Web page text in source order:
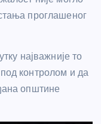
проглашеног
најважније то
контролом и да
општине